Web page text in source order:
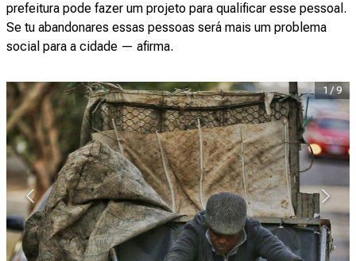
prefeitura pode fazer um projeto para qualificar esse pessoal.
Se tu abandonares essas pessoas será mais um problema
social para a cidade — afirma.
1 /9